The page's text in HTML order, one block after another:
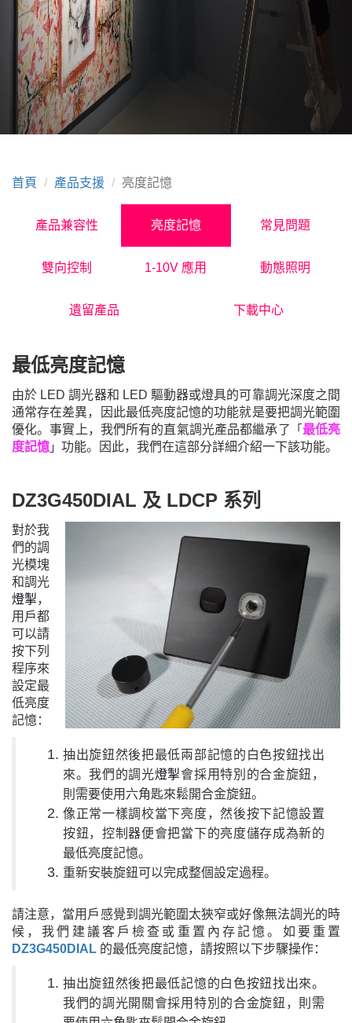
首頁 產品支援 亮度記憶
產品兼容性 亮度記憶 常見問題
雙向控制 1-10V 應用 動態照明
遺留產品 下載中心
最低亮度記憶
由於 LED 調光器和 LED 驅動器或燈具的可靠調光深度之間
通常存在差異，因此最低亮度記憶的功能就是要把調光範圍
優化。事實上，我們所有的直氣調光產品都繼承了 「 最低亮
度記憶 」 功能。因此，我們在這部分詳細介紹一下該功能。
DZ3G450DIAL 及 LDCP 系列
對於我
們的調
光模塊
和調光
燈掣，
用戶都
可以請
按下列
程序來
設定最
低亮度
記憶：
抽出旋鈕然後把最低兩部記憶的白色按鈕找出
來。我們的調光燈掣會採用特別的合金旋鈕，
則需要使用六角匙來鬆開合金旋鈕。
像正常一樣調校當下亮度，然後按下記憶設置
按鈕，控制器便會把當下的亮度儲存成為新的
最低亮度記憶。
重新安裝旋鈕可以完成整個設定過程。
請注意，當用戶感覺到調光範圍太狹窄或好像無法調光的時
候，我們建議客戶檢查或重置內存記憶。如要重置
DZ3G450DIAL 的最低亮度記憶，請按照以下步驟操作：
抽出旋鈕然後把最低記憶的白色按鈕找出來。
我們的調光開關會採用特別的合金旋鈕，則需